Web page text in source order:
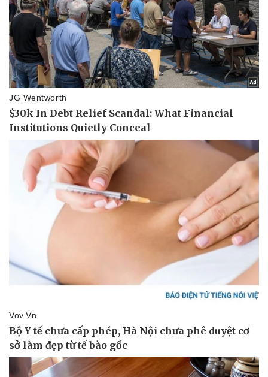
Sức khỏe
Sản phụ khoa
Nhi khoa
Nam khoa
Làm đẹp - giảm cân
Phòng mạch online
Đời sống
Nhà đẹp